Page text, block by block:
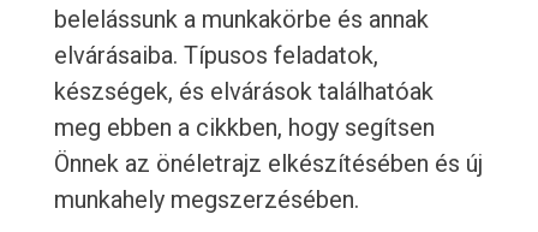
belelássunk a munkakörbe és annak
elvárásaiba. Típusos feladatok,
készségek, és elvárások találhatóak
meg ebben a cikkben, hogy segítsen
Önnek az önéletrajz elkészítésében és új
munkahely megszerzésében.